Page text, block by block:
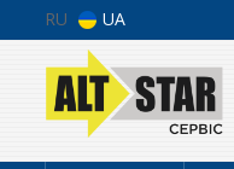
RU UA